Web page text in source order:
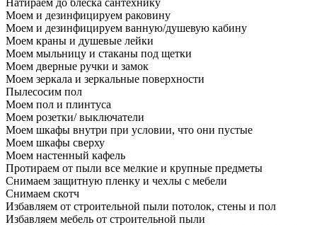
Натираем до блеска сантехнику
Моем и дезинфицируем раковину
Моем и дезинфицируем ванную/душевую кабину
Моем краны и душевые лейки
Моем мыльницу и стаканы под щетки
Моем дверные ручки и замок
Моем зеркала и зеркальные поверхности
Пылесосим пол
Моем пол и плинтуса
Моем розетки/ выключатели
Моем шкафы внутри при условии, что они пустые
Моем шкафы сверху
Моем настенный кафель
Протираем от пыли все мелкие и крупные предметы
Снимаем защитную пленку и чехлы с мебели
Снимаем скотч
Избавляем от строительной пыли потолок, стены и пол
Избавляем мебель от строительной пыли